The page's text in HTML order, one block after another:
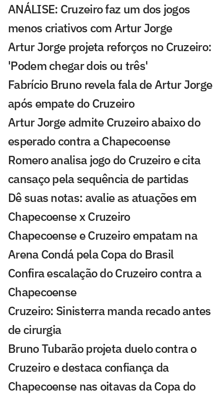
ANÁLISE: Cruzeiro faz um dos jogos
menos criativos com Artur Jorge
Artur Jorge projeta reforços no Cruzeiro:
'Podem chegar dois ou três'
Fabrício Bruno revela fala de Artur Jorge
após empate do Cruzeiro
Artur Jorge admite Cruzeiro abaixo do
esperado contra a Chapecoense
Romero analisa jogo do Cruzeiro e cita
cansaço pela sequência de partidas
Dê suas notas: avalie as atuações em
Chapecoense x Cruzeiro
Chapecoense e Cruzeiro empatam na
Arena Condá pela Copa do Brasil
Confira escalação do Cruzeiro contra a
Chapecoense
Cruzeiro: Sinisterra manda recado antes
de cirurgia
Bruno Tubarão projeta duelo contra o
Cruzeiro e destaca confiança da
Chapecoense nas oitavas da Copa do